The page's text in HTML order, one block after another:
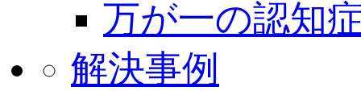
万が一の認知
解決事例